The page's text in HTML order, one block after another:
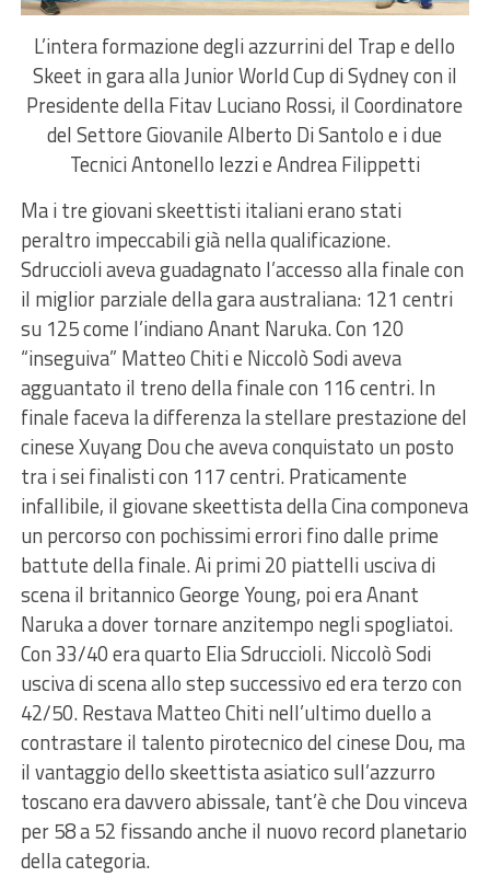
L’intera formazione degli azzurrini del Trap e dello
Skeet in gara alla Junior World Cup di Sydney con il
Presidente della Fitav Luciano Rossi, il Coordinatore
del Settore Giovanile Alberto Di Santolo e i due
Tecnici Antonello Iezzi e Andrea Filippetti
Ma i tre giovani skeettisti italiani erano stati
peraltro impeccabili già nella qualificazione.
Sdruccioli aveva guadagnato l’accesso alla finale con
il miglior parziale della gara australiana: 121 centri
su 125 come l’indiano Anant Naruka. Con 120
“inseguiva” Matteo Chiti e Niccolò Sodi aveva
agguantato il treno della finale con 116 centri. In
finale faceva la differenza la stellare prestazione del
cinese Xuyang Dou che aveva conquistato un posto
tra i sei finalisti con 117 centri. Praticamente
infallibile, il giovane skeettista della Cina componeva
un percorso con pochissimi errori fino dalle prime
battute della finale. Ai primi 20 piattelli usciva di
scena il britannico George Young, poi era Anant
Naruka a dover tornare anzitempo negli spogliatoi.
Con 33/40 era quarto Elia Sdruccioli. Niccolò Sodi
usciva di scena allo step successivo ed era terzo con
42/50. Restava Matteo Chiti nell’ultimo duello a
contrastare il talento pirotecnico del cinese Dou, ma
il vantaggio dello skeettista asiatico sull’azzurro
toscano era davvero abissale, tant’è che Dou vinceva
per 58 a 52 fissando anche il nuovo record planetario
della categoria.